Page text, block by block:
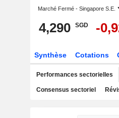
Marché Fermé - Singapore S.E.
4,290 SGD -
Synthèse Cotations
Performances sectorielles
Consensus sectoriel